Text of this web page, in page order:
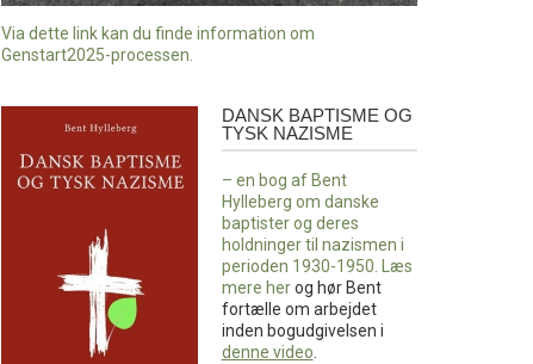
Via dette link kan du finde information om
Genstart2025-processen.
tysk
DANSK BAPTISME OG
TYSK NAZISME
– en bog af Bent
Hylleberg om danske
baptister og deres
holdninger til nazismen i
perioden 1930-1950. Læs
mere herog hør Bent
fortælle om arbejdet
inden bogudgivelsen i
denne video.